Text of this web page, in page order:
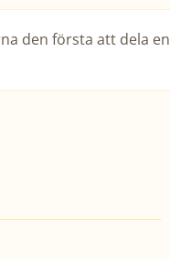
den första att dela en